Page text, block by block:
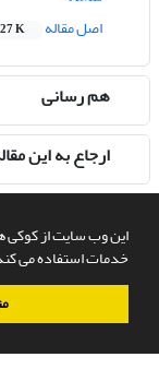
این وب سایت از کوکی
خدمات استفاده می
اصل مقاله
K
هم رسانی
ارجاع به این
تعداد مشاهده مقاله
تعداد دریافت فایل